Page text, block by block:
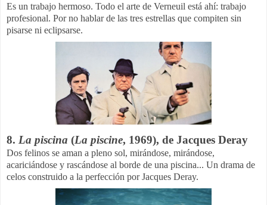
Es un trabajo hermoso. Todo el arte de Verneuil está ahí: trabajo
profesional. Por no hablar de las tres estrellas que compiten sin
pisarse ni eclipsarse.
8. La piscina (La piscine, 1969), de Jacques Deray
Dos felinos se aman a pleno sol, mirándose, mirándose,
acariciándose y rascándose al borde de una piscina... Un drama de
celos construido a la perfección por Jacques Deray.